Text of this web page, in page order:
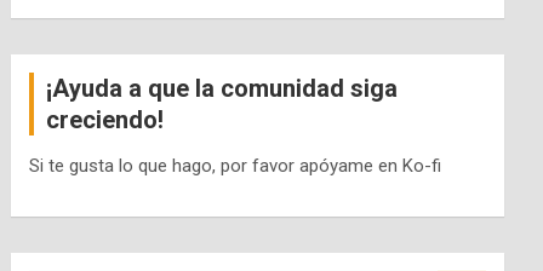
¡Ayuda a que la comunidad siga
creciendo!
Si te gusta lo que hago, por favor apóyame en Ko-fi